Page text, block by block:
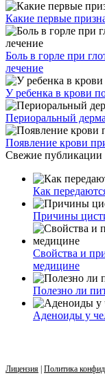
Какие первые
Боль в горле при
лечение
У ребенка в крови
Периоральный
Появление крови
Свежие публикации
Как
Причины
Свойства и
медицине
Полезно ли
Аденоиды у
Лицензия | Политика